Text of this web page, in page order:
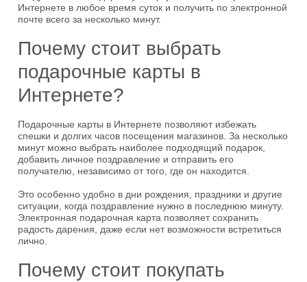
Интернете в любое время суток и получить по электронной
почте всего за несколько минут.
Почему стоит выбрать
подарочные карты в
Интернете?
Подарочные карты в Интернете позволяют избежать
спешки и долгих часов посещения магазинов. За несколько
минут можно выбрать наиболее подходящий подарок,
добавить личное поздравление и отправить его
получателю, независимо от того, где он находится.
Это особенно удобно в дни рождения, праздники и другие
ситуации, когда поздравление нужно в последнюю минуту.
Электронная подарочная карта позволяет сохранить
радость дарения, даже если нет возможности встретиться
лично.
Почему стоит покупать